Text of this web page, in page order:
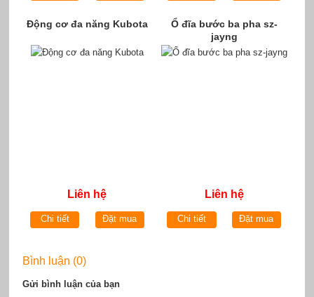
Động cơ đa năng Kubota
Liên hệ
Chi tiết Đặt mua
Ổ đĩa bước ba pha sz-
jayng
Liên hệ
Chi tiết Đặt mua
Bình luận (0)
Gửi bình luận của bạn